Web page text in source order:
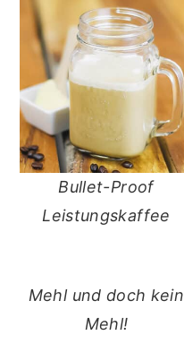
Bullet-Proof
Leistungskaffee
Mehl und doch kein
Mehl!